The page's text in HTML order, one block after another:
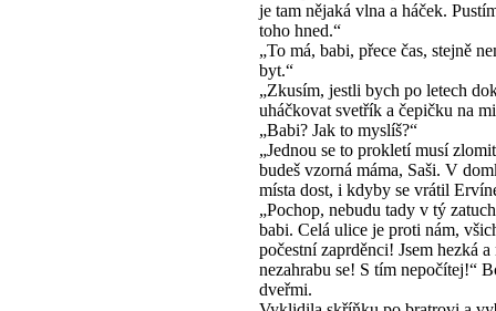
je tam nějaká vlna a háček.
toho hned.“
„To má, babi, přece čas, stejně
byt.“
„Zkusím, jestli bych po letech
uháčkovat svetřík a čepičku na
„Babi? Jak to myslíš?“
„Jednou se to prokletí musí
budeš vzorná máma, Saši. V
místa dost, i kdyby se vrátil
„Pochop, nebudu tady v tý
babi. Celá ulice je proti nám,
počestní zaprděnci! Jsem hezká a
nezahrabu se! S tím nepočítej!“
dveřmi.